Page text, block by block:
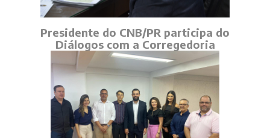
Presidente do CNB/PR participa do
Diálogos com a Corregedoria